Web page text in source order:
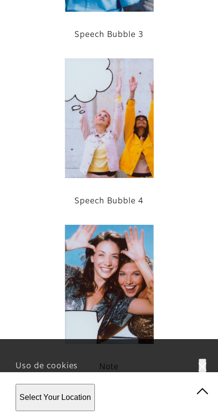
Uso de cookies
Este sitio web utiliza cookies. Al usar el sitio, usted
acepta nuestra Política de privacidad.
Select Your Location
Speech Bubble 3
Speech Bubble 4
Note